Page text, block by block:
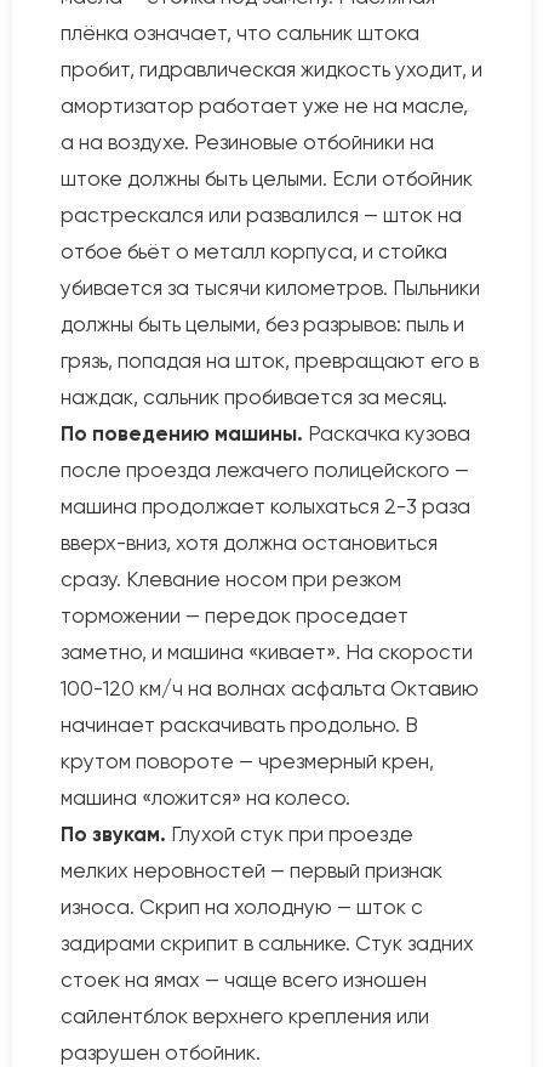
плёнка означает, что сальник штока
пробит, гидравлическая жидкость уходит, и
амортизатор работает уже не на масле,
а на воздухе. Резиновые отбойники на
штоке должны быть целыми. Если отбойник
растрескался или развалился — шток на
отбое бьёт о металл корпуса, и стойка
убивается за тысячи километров. Пыльники
должны быть целыми, без разрывов: пыль и
грязь, попадая на шток, превращают его в
наждак, сальник пробивается за месяц.
По поведению машины. Раскачка кузова
после проезда лежачего полицейского —
машина продолжает колыхаться 2-3 раза
вверх-вниз, хотя должна остановиться
сразу. Клевание носом при резком
торможении — передок проседает
заметно, и машина «кивает». На скорости
100-120 км/ч на волнах асфальта Октавию
начинает раскачивать продольно. В
крутом повороте — чрезмерный крен,
машина «ложится» на колесо.
По звукам. Глухой стук при проезде
мелких неровностей — первый признак
износа. Скрип на холодную — шток с
задирами скрипит в сальнике. Стук задних
стоек на ямах — чаще всего изношен
сайлентблок верхнего крепления или
разрушен отбойник.